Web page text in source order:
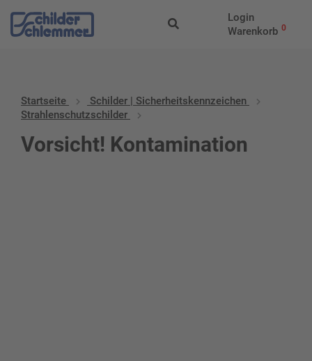
Login
Warenkorb 0
Startseite
Schilder | Sicherheitskennzeichen
Strahlenschutzschilder
Vorsicht! Kontamination